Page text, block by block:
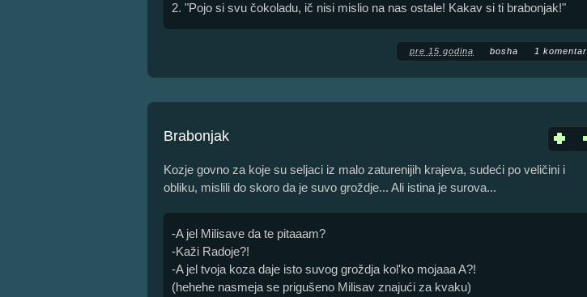
2. "Pojo si svu čokoladu, ič nisi mislio na nas ostale! Kakav si ti brabonjak!"
pre 15 godina bosha 1 komentar
Brabonjak
Kozje govno za koje su seljaci iz malo zaturenijih krajeva, sudeći po veličini i
obliku, mislili do skoro da je suvo groždje... Ali istina je surova...
-A jel Milisave da te pitaaam?
-Kaži Radoje?!
-A jel tvoja koza daje isto suvog groždja kol'ko mojaaa A?!
(hehehe nasmeja se prigušeno Milisav znajući za kvaku)